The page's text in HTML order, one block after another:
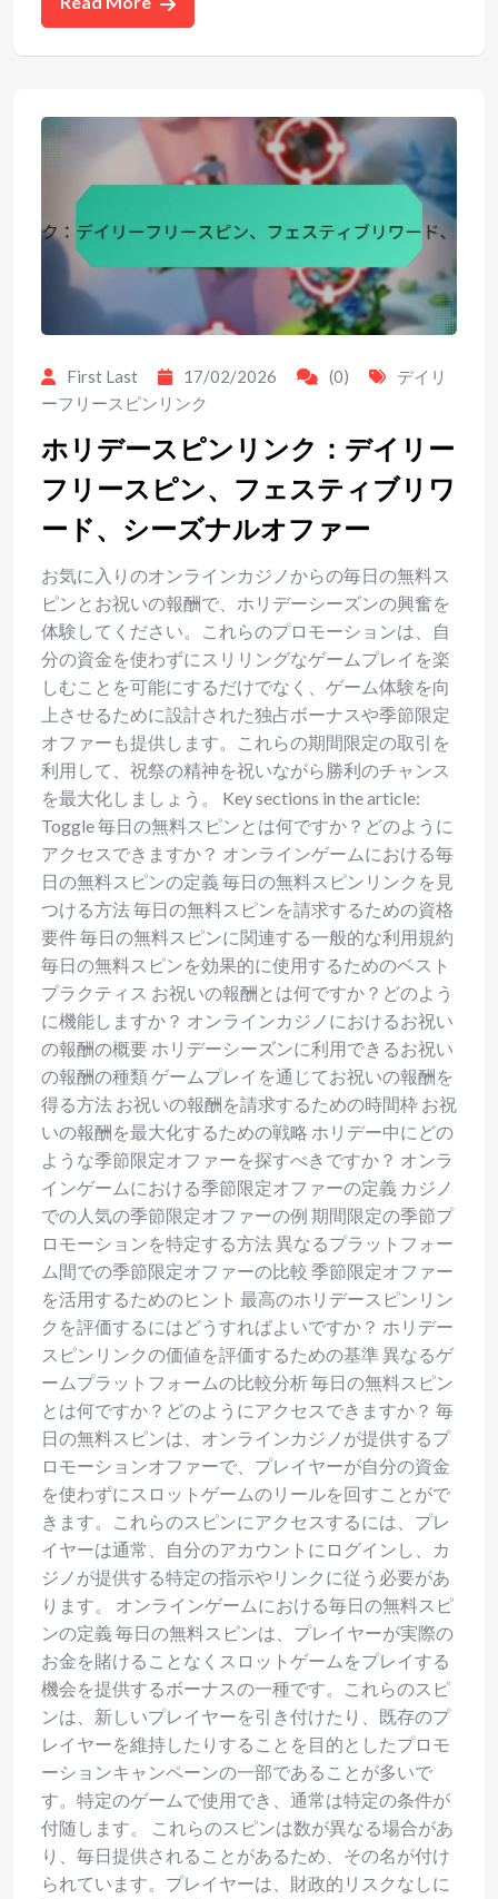
First Last 17/02/2026 (0)
デイリ
ーフリースピンリンク
ホリデースピンリンク：デイリー
フリースピン、フェスティブリワ
ード、シーズナルオファー
お気に入りのオンラインカジノからの毎日の無料ス
ピンとお祝いの報酬で、ホリデーシーズンの興奮を
体験してください。これらのプロモーションは、自
分の資金を使わずにスリリングなゲームプレイを楽
しむことを可能にするだけでなく、ゲーム体験を向
上させるために設計された独占ボーナスや季節限定
オファーも提供します。これらの期間限定の取引を
利用して、祝祭の精神を祝いながら勝利のチャンス
を最大化しましょう。 Key sections in the article:
Toggle 毎日の無料スピンとは何ですか？どのように
アクセスできますか？ オンラインゲームにおける毎
日の無料スピンの定義 毎日の無料スピンリンクを見
つける方法 毎日の無料スピンを請求するための資格
要件 毎日の無料スピンに関連する一般的な利用規約
毎日の無料スピンを効果的に使用するためのベスト
プラクティス お祝いの報酬とは何ですか？どのよう
に機能しますか？ オンラインカジノにおけるお祝い
の報酬の概要 ホリデーシーズンに利用できるお祝い
の報酬の種類 ゲームプレイを通じてお祝いの報酬を
得る方法 お祝いの報酬を請求するための時間枠 お祝
いの報酬を最大化するための戦略 ホリデー中にどの
ような季節限定オファーを探すべきですか？ オンラ
インゲームにおける季節限定オファーの定義 カジノ
での人気の季節限定オファーの例 期間限定の季節プ
ロモーションを特定する方法 異なるプラットフォー
ム間での季節限定オファーの比較 季節限定オファー
を活用するためのヒント 最高のホリデースピンリン
クを評価するにはどうすればよいですか？ ホリデー
スピンリンクの価値を評価するための基準 異なるゲ
ームプラットフォームの比較分析 毎日の無料スピン
とは何ですか？どのようにアクセスできますか？ 毎
日の無料スピンは、オンラインカジノが提供するプ
ロモーションオファーで、プレイヤーが自分の資金
を使わずにスロットゲームのリールを回すことがで
きます。これらのスピンにアクセスするには、プレ
イヤーは通常、自分のアカウントにログインし、カ
ジノが提供する特定の指示やリンクに従う必要があ
ります。 オンラインゲームにおける毎日の無料スピ
ンの定義 毎日の無料スピンは、プレイヤーが実際の
お金を賭けることなくスロットゲームをプレイする
機会を提供するボーナスの一種です。これらのスピ
ンは、新しいプレイヤーを引き付けたり、既存のプ
レイヤーを維持したりすることを目的としたプロモ
ーションキャンペーンの一部であることが多いで
す。特定のゲームで使用でき、通常は特定の条件が
付随します。 これらのスピンは数が異なる場合があ
り、毎日提供されることがあるため、その名が付け
られています。プレイヤーは、財政的リスクなしに